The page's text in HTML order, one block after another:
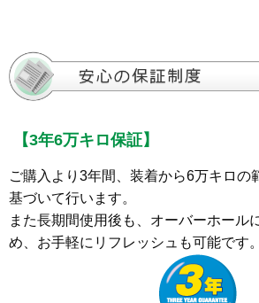
【3年6万キロ保証】
ご購入より3年間、装着から6万キロの
基づいて行います。
また長期間使用後も、オーバーホール
め、お手軽にリフレッシュも可能です。